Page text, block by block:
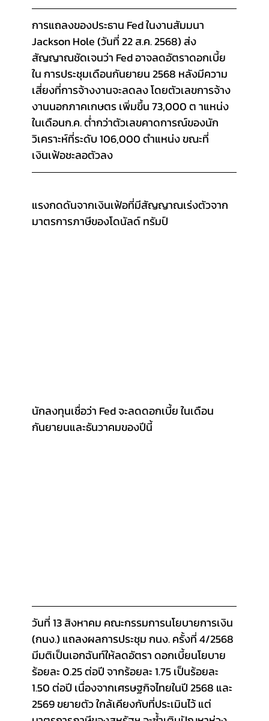
การแถลงของประธาน Fed ในงานสัมมนา
Jackson Hole (วันที่ 22 ส.ค. 2568) ส่ง
สัญญาณชัดเจนว่า Fed อาจลดอัตราดอกเบี้ย
ใน การประชุมเดือนกันยายน 2568 หลังมีความ
เสี่ยงที่การจ้างงานจะลดลง โดยตัวเลขการจ้าง
งานนอกภาคเกษตร เพิ่มขึ้น 73,000 ต าแหน่ง
ในเดือนก.ค. ต่ำกว่าตัวเลขคาดการณ์ของนัก
วิเคราะห์ที่ระดับ 106,000 ตำแหน่ง ขณะที่
เงินเฟ้อชะลอตัวลง
แรงกดดันจากเงินเฟ้อที่มีสัญญาณเร่งตัวจาก
มาตรการภาษีของโดนัลด์ ทรัมป์
นักลงทุนเชื่อว่า Fed จะลดดอกเบี้ย ในเดือน
กันยายนและธันวาคมของปีนี้
วันที่ 13 สิงหาคม คณะกรรมการนโยบายการเงิน
(กนง.) แถลงผลการประชุม กนง. ครั้งที่ 4/2568
มีมติเป็นเอกฉันท์ให้ลดอัตรา ดอกเบี้ยนโยบาย
ร้อยละ 0.25 ต่อปี จากร้อยละ 1.75 เป็นร้อยละ
1.50 ต่อปี เนื่องจากเศรษฐกิจไทยในปี 2568 และ
2569 ขยายตัว ใกล้เคียงกับที่ประเมินไว้ แต่